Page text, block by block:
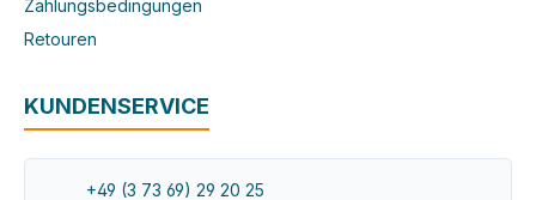
Zahlungsbedingungen
Retouren
KUNDENSERVICE
+49 (3 73 69) 29 20 25